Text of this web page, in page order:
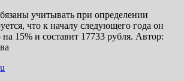
учитывать при определении
что к началу следующего года он
15% и составит 17733 рубля. Автор: